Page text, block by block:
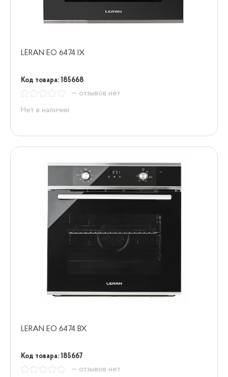
LERAN EO 6474 IX
Код товара: 185668
— отзывов нет
Нет в наличии
LERAN EO 6474 BX
Код товара: 185667
— отзывов нет